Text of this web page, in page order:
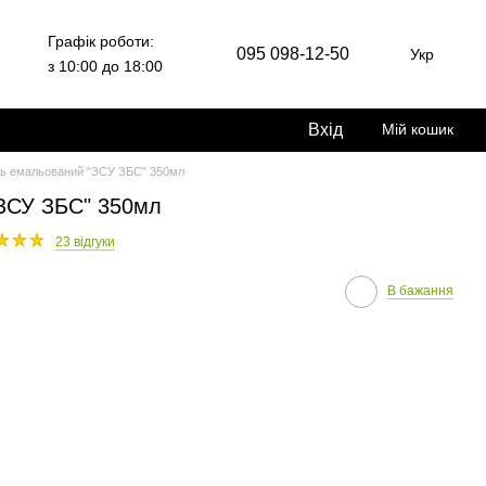
Графік роботи:
з 10:00 до 18:00
095 098-12-50 Укр
Вхід Мій кошик
емальований "ЗСУ ЗБС" 350мл
ЗБС" 350мл
23 відгуки
В бажання